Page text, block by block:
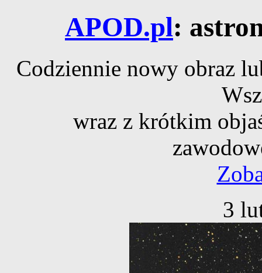
APOD.pl:
Codziennie nowy obraz
wraz z krótkim
3